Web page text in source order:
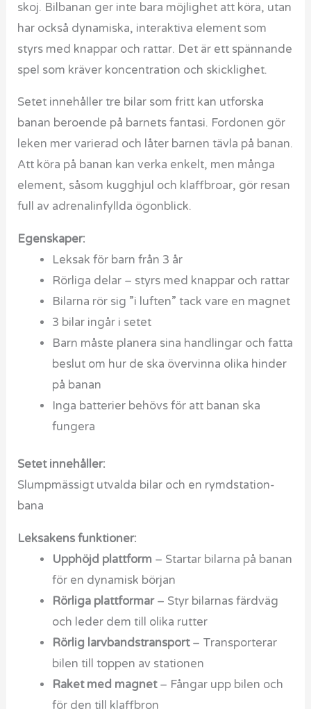
skoj. Bilbanan ger inte bara möjlighet att köra, utan
har också dynamiska, interaktiva element som
styrs med knappar och rattar. Det är ett spännande
spel som kräver koncentration och skicklighet.
Setet innehåller tre bilar som fritt kan utforska
banan beroende på barnets fantasi. Fordonen gör
leken mer varierad och låter barnen tävla på banan.
Att köra på banan kan verka enkelt, men många
element, såsom kugghjul och klaffbroar, gör resan
full av adrenalinfyllda ögonblick.
Egenskaper:
Leksak för barn från 3 år
Rörliga delar – styrs med knappar och rattar
Bilarna rör sig ”i luften” tack vare en magnet
3 bilar ingår i setet
Barn måste planera sina handlingar och fatta
beslut om hur de ska övervinna olika hinder
på banan
Inga batterier behövs för att banan ska
fungera
Setet innehåller:
Slumpmässigt utvalda bilar och en rymdstation-
bana
Leksakens funktioner:
Upphöjd plattform – Startar bilarna på banan
för en dynamisk början
Rörliga plattformar– Styr bilarnas färdväg
och leder dem till olika rutter
Rörlig larvbandstransport– Transporterar
bilen till toppen av stationen
Raket med magnet– Fångar upp bilen och
för den till klaffbron